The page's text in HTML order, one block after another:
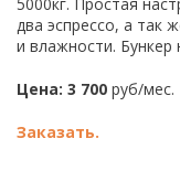
два эспрессо, а так
и влажности. Бункер
Цена: 3 700 руб/мес.
Заказать.